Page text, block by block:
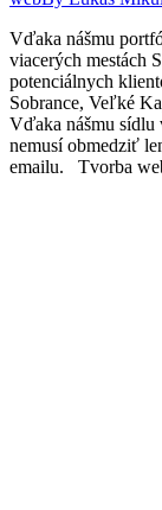
Vďaka nášmu
viacerých mestách
potenciálnych
Sobrance, Veľké
Vďaka nášmu sídlu
nemusí obmedziť
emailu. Tvorba